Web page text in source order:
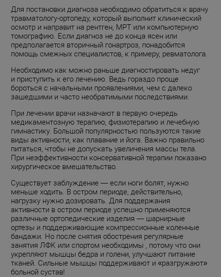
Для постановки диагноза необходимо обратиться к врачу
травматологу-ортопеду, который выполнит клинический
осмотр и направит на рентген, МРТ или компьютерную
томографию. Если диагноз не до конца ясен или
предполагается вторичный гонартроз, понадобится
помощь смежных специалистов, к примеру, ревматолога.
Необходимо как можно раньше диагностировать недуг
и приступить к его лечению. Ведь гораздо проще
бороться с начальными проявлениями, чем с далеко
зашедшими и часто необратимыми последствиями.
При лечении врачи назначают в первую очередь
медикаментозную терапию, физиотерапию и лечебную
гимнастику. Большой популярностью пользуются такие
виды активности, как плавание и йога. Важно правильно
питаться, чтобы не допускать увеличения массы тела.
При неэффективности консервативной терапии показано
хирургическое вмешательство.
Существует заблуждение — если ноги болят, нужно
меньше ходить. В остром периоде, действительно,
нагрузку нужно дозировать. Для поддержания
активности в остром периоде успешно применяются
различные ортопедические изделия — шарнирные
ортезы и поддерживающие компрессионные коленные
бандажи. Но после снятия обострения регулярные
занятия ЛФК или спортом необходимы , потому что они
укрепляют мышцы бедра и голени, улучшают питание
тканей. Сильные мышцы поддерживают и «разгружают»
больной сустав!